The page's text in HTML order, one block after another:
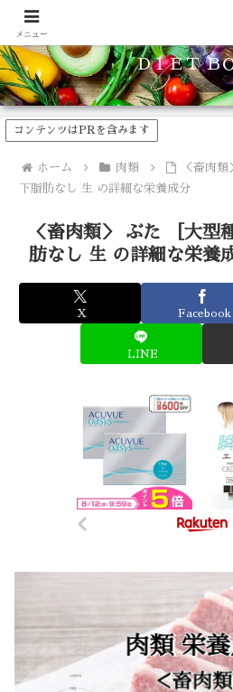
食品のカロリーや糖質などの栄養素が
ＤＩＥＴ Ｂ
コンテンツはPRを含みます
ホーム 肉類
＜畜肉
下脂肪なし 生 の詳細な栄養成分
＜畜肉類＞ ぶた ［大型
肪なし 生 の詳細な栄養
X Facebook
LINE
メニュー